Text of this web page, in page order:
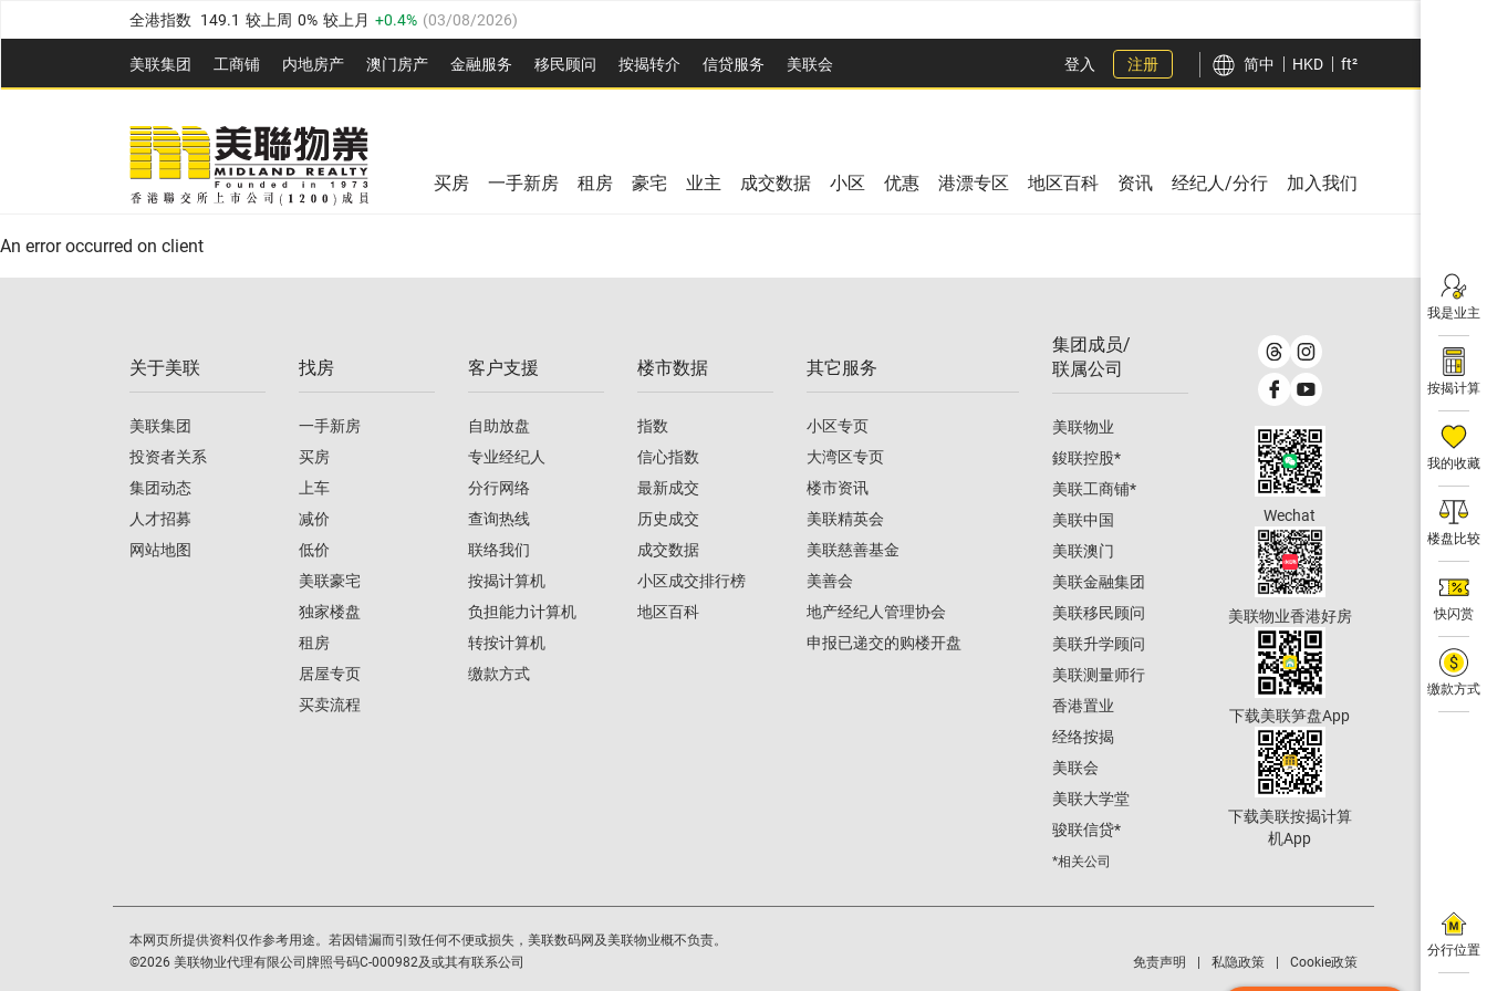
全港指数 149.1 较上周 0% 较上月 0.4% (03/08/2026)
港岛指数 157.4 较上周 -0.3% 较上月 -0.8% 03/08/2026
九龙指数 156.4 较上周 -0.1% 较上月 0.3% (03/08/2026)
新界指数 134.8 较上周 0.1% 较上月
美联信心指数 77.1 较上周 0.7% 较上月 03/08/2026
美联集团 工商铺 内地房产 澳⻔房产 金融服务 移民顾问 按揭转介 信贷服务 美联会
全港指数 149.1 较上周 0% 较上月
美联信心指数 较上周 0.7% 03/08/2026
登入 注册 简中 HKD ft²
我是业主
按揭计算
我的收藏
楼盘比较
快闪赏
缴款方式
分行位置
买房 一手新房 租房 豪宅 业主 成交数据 小区 优惠 港漂专区 地区百科 资讯 经纪人/分行 加入我们
An error occurred on client
关于美联
美联集团
投资者关系
集团动态
人才招募
网站地图
找房
一手新房
买房
上车
减价
低价
美联豪宅
独家楼盘
租房
居屋专页
买卖流程
客户支援
自助放盘
专业经纪人
分行网络
查询热线
联络我们
按揭计算机
负担能力计算机
转按计算机
缴款方式
楼市数据
指数
信心指数
最新成交
历史成交
成交数据
小区成交排行榜
地区百科
其它服务
小区专页
大湾区专页
楼市资讯
美联精英会
美联慈善基金
美善会
地产经纪人管理协会
申报已递交的购楼开盘
集团成员/
联属公司
美联物业
鋑联控股*
美联工商铺*
美联中国
美联澳门
美联金融集团
美联移民顾问
美联升学顾问
美联测量师行
香港置业
经络按揭
美联会
美联大学堂
骏联信贷*
*相关公司
Wechat
美联物业香港好房
下载美联笋盘App
下载美联按揭计算
机App
本网页所提供资料仅作参考用途。若因错漏而引致任何不便或损失，美联数码网及美联物业概不负责。
©2026 美联物业代理有限公司牌照号码C-000982及或其有联系公司 免责声明 私隐政策 Cookie政策